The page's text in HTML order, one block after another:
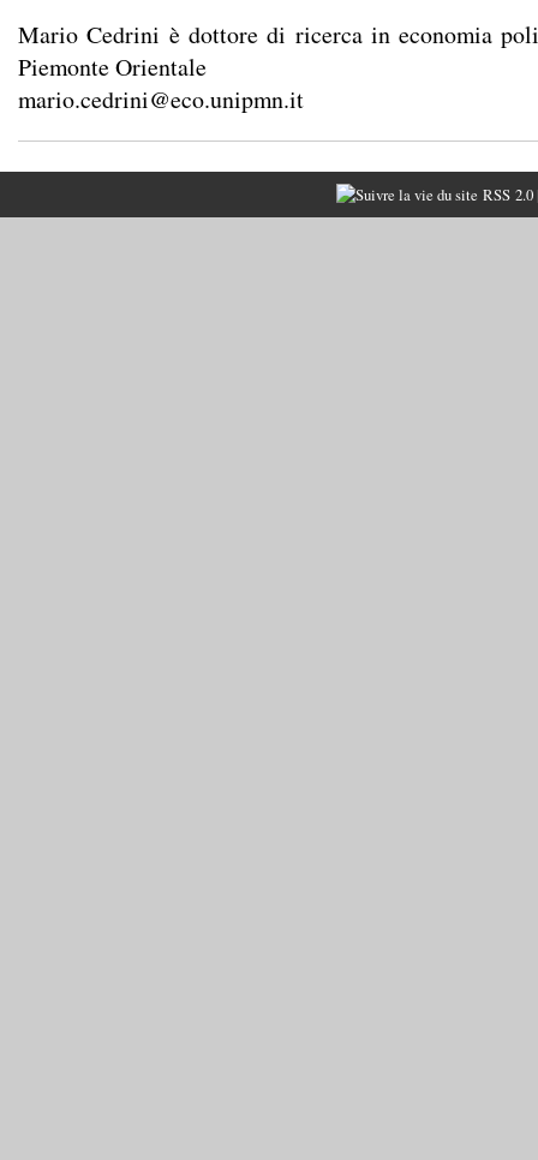
Mario Cedrini è dottore di ricerca in economia
Piemonte Orientale
mario.cedrini@eco.unipmn.it
RSS 2.0